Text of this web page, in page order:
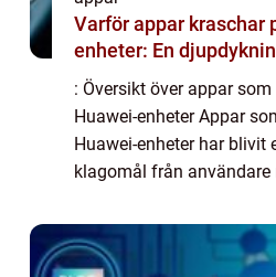
Varför appar kraschar
enheter: En
: Översikt över appar
Huawei-enheter Appar
Huawei-enheter har blivit
klagomål från användare
avslutas oavsiktligt,
frustrera...